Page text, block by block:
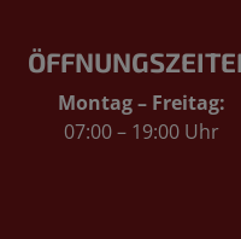
Montag – Freitag:
07:00 – 19:00 Uhr